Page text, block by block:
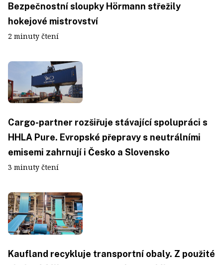
Bezpečnostní sloupky Hörmann střežily
hokejové mistrovství
2 minuty čtení
Cargo-partner rozšiřuje stávající spolupráci s
HHLA Pure. Evropské přepravy s neutrálními
emisemi zahrnují i Česko a Slovensko
3 minuty čtení
Kaufland recykluje transportní obaly. Z použité